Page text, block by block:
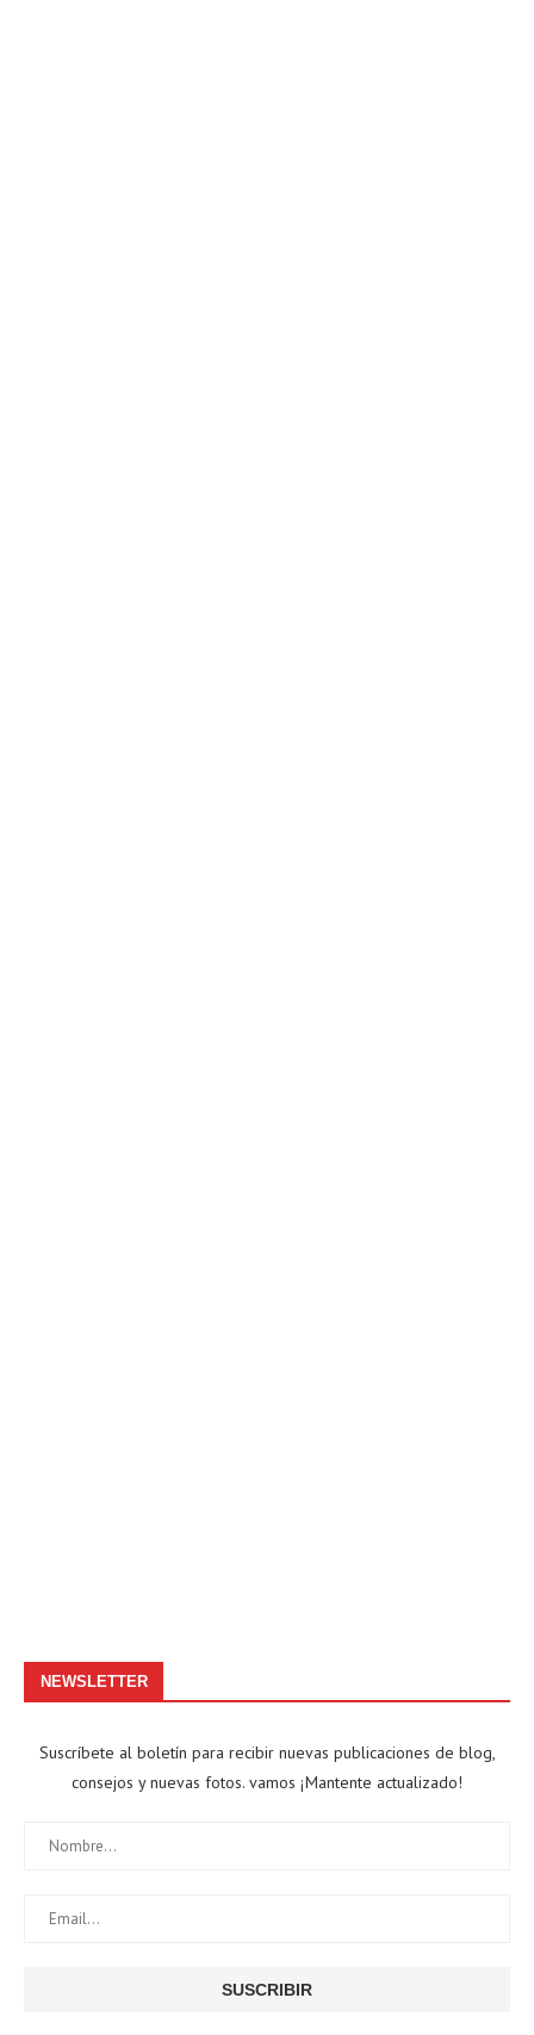
NEWSLETTER
Suscríbete al boletín para recibir nuevas publicaciones de blog,
consejos y nuevas fotos. vamos ¡Mantente actualizado!